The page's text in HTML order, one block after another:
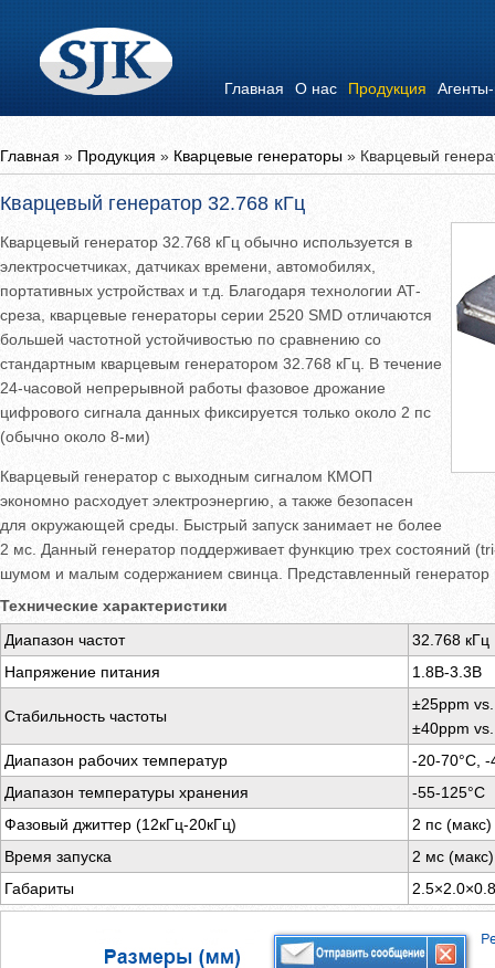
Главная О нас Продукция
Главная » Продукция » Кварцевые генераторы » Кварцевый
Кварцевый генератор 32.768 кГц
Кварцевый генератор 32.768 кГц обычно используется в
электросчетчиках, датчиках времени, автомобилях,
портативных устройствах и т.д. Благодаря технологии АТ-
среза, кварцевые генераторы серии 2520 SMD отличаются
большей частотной устойчивостью по сравнению со
стандартным кварцевым генератором 32.768 кГц. В течение
24-часовой непрерывной работы фазовое дрожание
цифрового сигнала данных фиксируется только около 2 пс
(обычно около 8-ми)
Кварцевый генератор с выходным сигналом КМОП
экономно расходует электроэнергию, а также безопасен
для окружающей среды. Быстрый запуск занимает не более
2 мс. Данный генератор поддерживает функцию трех состояний
шумом и малым содержанием свинца. Представленный генератор
Технические характеристики
Диапазон частот
32.768 кГц
Напряжение питания
1.8В-3.3В
Стабильность частоты
±25ppm
±40ppm
Диапазон рабочих температур
-20-70°C, -
Диапазон температуры хранения
-55-125°C
Фазовый джиттер (12кГц-20кГц)
2 пс (макс)
Время запуска
2 мс (макс)
Габариты